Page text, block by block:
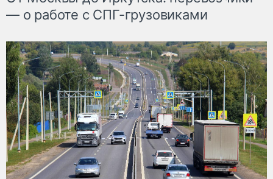
— о работе с СПГ-грузовиками